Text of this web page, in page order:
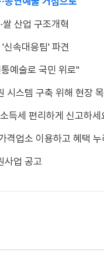
쌀 산업 구조개혁
신속대응팀' 파견
예술로 국민 위로"
시스템 구축 위해 현장
득세 편리하게 신고하세
격업소 이용하고 혜택 누
사업 공고